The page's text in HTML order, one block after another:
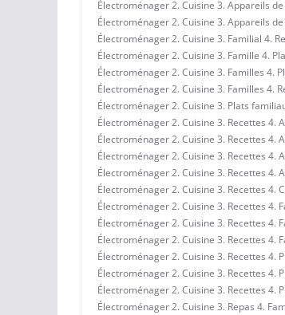
Électroménager 2. Cuisine 3. Appareils
Électroménager 2. Cuisine 3. Appareils
Électroménager 2. Cuisine 3. Familial 4.
Électroménager 2. Cuisine 3. Famille 4.
Électroménager 2. Cuisine 3. Familles 4.
Électroménager 2. Cuisine 3. Familles 4.
Électroménager 2. Cuisine 3. Plats
Électroménager 2. Cuisine 3. Recettes 4.
Électroménager 2. Cuisine 3. Recettes 4.
Électroménager 2. Cuisine 3. Recettes 4.
Électroménager 2. Cuisine 3. Recettes 4.
Électroménager 2. Cuisine 3. Recettes 4.
Électroménager 2. Cuisine 3. Recettes 4.
Électroménager 2. Cuisine 3. Recettes 4.
Électroménager 2. Cuisine 3. Recettes 4.
Électroménager 2. Cuisine 3. Recettes 4.
Électroménager 2. Cuisine 3. Recettes 4.
Électroménager 2. Cuisine 3. Recettes 4.
Électroménager 2. Cuisine 3. Repas 4.